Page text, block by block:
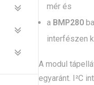
mér és
a BMP280
interfészen
A modul
egyaránt. I²C